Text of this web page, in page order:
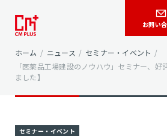
お問い
ホーム / ニュース / セミナー・イベント /
「医薬品工場建設のノウハウ」セミナー、好
ました】
セミナー・イベント